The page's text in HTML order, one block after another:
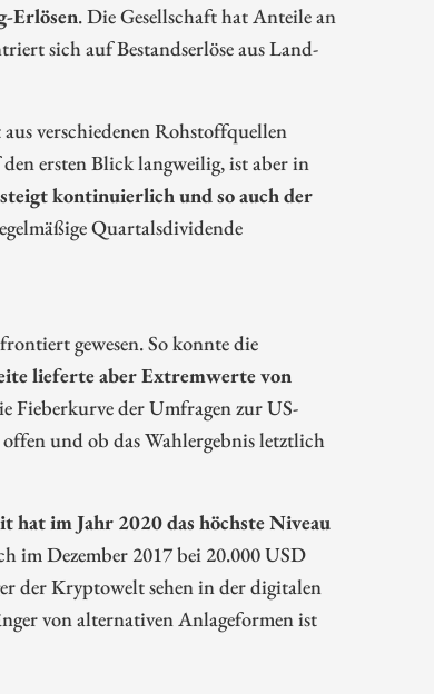
Erlösen. Die Gesellschaft hat Anteile an
sich auf Bestandserlöse aus Land-
verschiedenen Rohstoffquellen
ersten Blick langweilig, ist aber in
kontinuierlich und so auch der
Quartalsdividende
gewesen. So konnte die
lieferte aber Extremwerte von
Fieberkurve der Umfragen zur US-
und ob das Wahlergebnis letztlich
hat im Jahr 2020 das höchste Niveau
im Dezember 2017 bei 20.000 USD
der Kryptowelt sehen in der digitalen
von alternativen Anlageformen ist